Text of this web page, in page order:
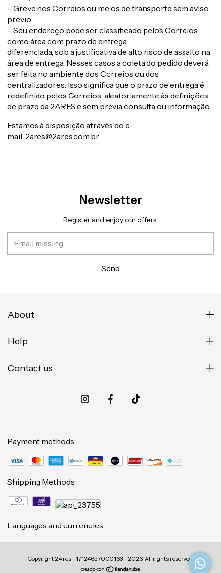
– Greve nos Correios ou meios de transporte sem aviso
prévio;
– Seu endereço pode ser classificado pelos Correios
como área com prazo de entrega
diferenciada, sob a justificativa de alto risco de assalto na
área de entrega. Nesses casos a coleta do pedido deverá
ser feita no ambiente dos Correios ou dos
centralizadores. Isso significa que o prazo de entrega é
redefinido pelos Correios, aleatoriamente às definições
de prazo da 2ARES e sem prévia consulta ou informação.
Estamos à disposição através do e-
mail: 2ares@2ares.com.br.
Newsletter
Register and enjoy our offers.
About
Help
Contact us
Payment methods
Shipping Methods
Languages and currencies
Copyright 2Ares - 17124657000163 - 2026. All rights reserved.